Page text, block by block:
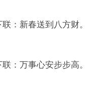
：新春送到八方财。
：万事心安步步高。